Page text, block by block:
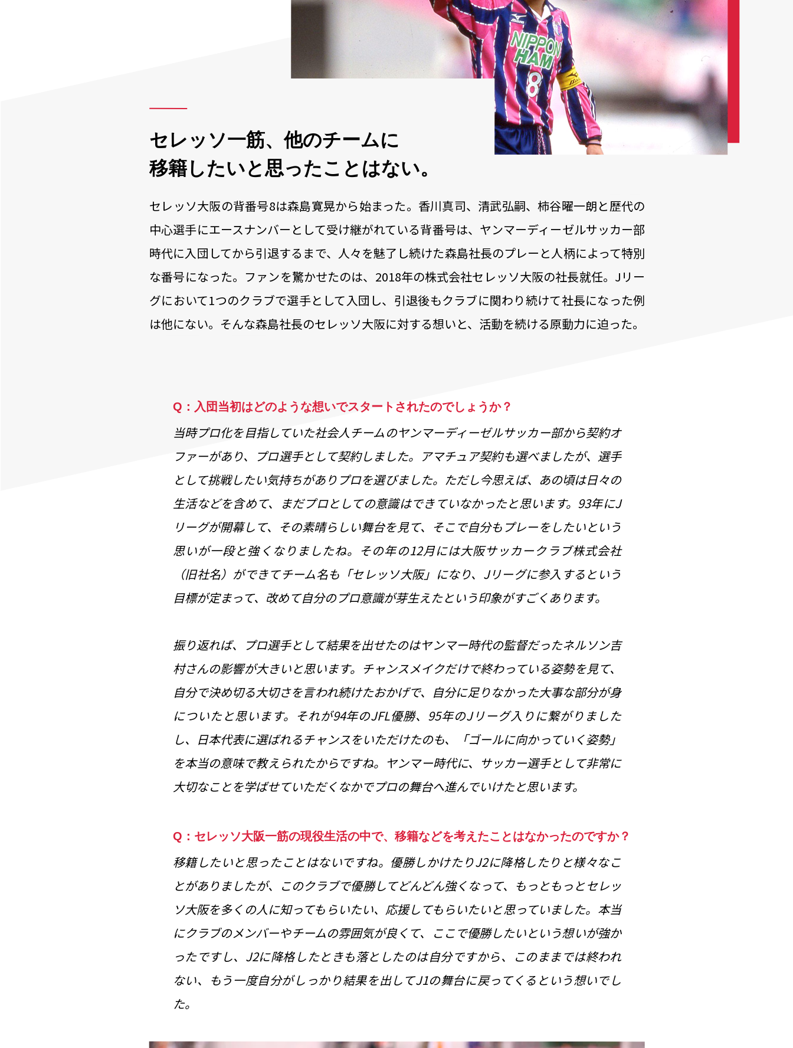
セレッソ一筋、他のチームに
移籍したいと思ったことはない。
セレッソ大阪の背番号8は森島寛晃から始まった。香川真司、清武弘嗣、柿谷曜一朗と歴代の
中心選手にエースナンバーとして受け継がれている背番号は、ヤンマーディーゼルサッカー部
時代に入団してから引退するまで、人々を魅了し続けた森島社長のプレーと人柄によって特別
な番号になった。ファンを驚かせたのは、2018年の株式会社セレッソ大阪の社長就任。Jリー
グにおいて1つのクラブで選手として入団し、引退後もクラブに関わり続けて社長になった例
は他にない。そんな森島社長のセレッソ大阪に対する想いと、活動を続ける原動力に迫った。
Q：入団当初はどのような想いでスタートされたのでしょうか？
当時プロ化を目指していた社会人チームのヤンマーディーゼルサッカー部から契約オ
ファーがあり、プロ選手として契約しました。アマチュア契約も選べましたが、選手
として挑戦したい気持ちがありプロを選びました。ただし今思えば、あの頃は日々の
生活などを含めて、まだプロとしての意識はできていなかったと思います。93年にJ
リーグが開幕して、その素晴らしい舞台を見て、そこで自分もプレーをしたいという
思いが一段と強くなりましたね。その年の12月には大阪サッカークラブ株式会社
（旧社名）ができてチーム名も「セレッソ大阪」になり、Jリーグに参入するという
目標が定まって、改めて自分のプロ意識が芽生えたという印象がすごくあります。
振り返れば、プロ選手として結果を出せたのはヤンマー時代の監督だったネルソン吉
村さんの影響が大きいと思います。チャンスメイクだけで終わっている姿勢を見て、
自分で決め切る大切さを言われ続けたおかげで、自分に足りなかった大事な部分が身
についたと思います。それが94年のJFL優勝、95年のJリーグ入りに繋がりました
し、日本代表に選ばれるチャンスをいただけたのも、「ゴールに向かっていく姿勢」
を本当の意味で教えられたからですね。ヤンマー時代に、サッカー選手として非常に
大切なことを学ばせていただくなかでプロの舞台へ進んでいけたと思います。
Q：セレッソ大阪一筋の現役生活の中で、移籍などを考えたことはなかったのですか？
移籍したいと思ったことはないですね。優勝しかけたりJ2に降格したりと様々なこ
とがありましたが、このクラブで優勝してどんどん強くなって、もっともっとセレッ
ソ大阪を多くの人に知ってもらいたい、応援してもらいたいと思っていました。本当
にクラブのメンバーやチームの雰囲気が良くて、ここで優勝したいという想いが強か
ったですし、J2に降格したときも落としたのは自分ですから、このままでは終われ
ない、もう一度自分がしっかり結果を出してJ1の舞台に戻ってくるという想いでし
た。